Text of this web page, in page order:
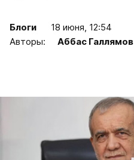
Блоги
18 июня, 12:54
Авторы:
Аббас Галлямов